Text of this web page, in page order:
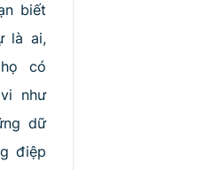
biết
là ai,
có
như
dữ
điệp